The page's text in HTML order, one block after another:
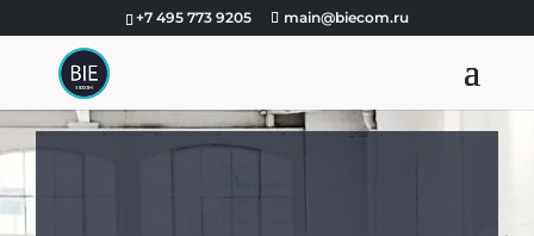
+7 495 773 9205 main@biecom.ru